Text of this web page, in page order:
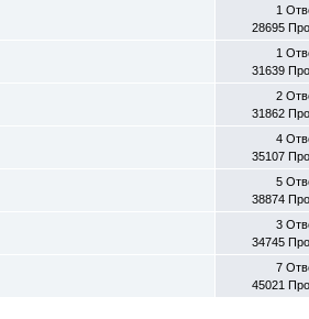
1
28695
1
31639
2
31862
4
35107
5
38874
3
34745
7
45021